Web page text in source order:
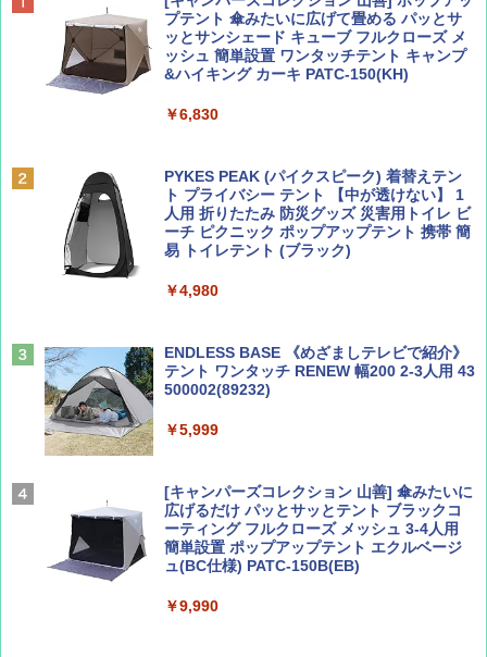
SOTO ミニマル"旅"財布 ランダム2種】
￥1,500
￥713
AIRLINE（エアライン）2026年9月号【特
集】ボーイング110周年を祝して！
￥1,760
￥2,695
￥2,079
球の歩き方A ヨーロッパ
ァキア 2026～2027 地球の歩き方A ヨーロッ
￥2,277
新しい日本地理 地図・統計・移動から読み
解く (講談社現代新書)
￥1,540
プテント 傘みたいに広げて畳める パッとサ
ッとサンシェード キューブ フルクローズ メ
ッシュ 簡単設置 ワンタッチテント キャンプ
&ハイキング カーキ PATC-150(KH)
￥6,830
PYKES PEAK (パイクスピーク) 着替えテン
ト プライバシー テント 【中が透けない】 1
人用 折りたたみ 防災グッズ 災害用トイレ ビ
ーチ ピクニック ポップアップテント 携帯 簡
易 トイレテント (ブラック)
￥4,980
ENDLESS BASE 《めざましテレビで紹介》
テント ワンタッチ RENEW 幅200 2-3人用 43
500002(89232)
￥5,999
[キャンパーズコレクション 山善] 傘みたいに
広げるだけ パッとサッとテント ブラックコ
ーティング フルクローズ メッシュ 3-4人用
簡単設置 ポップアップテント エクルベージ
ュ(BC仕様) PATC-150B(EB)
￥9,990